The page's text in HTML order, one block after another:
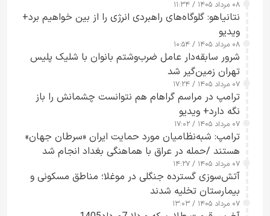
۰۸ مرداد ۱۴۰۵ / ۱۱:۳۴
نتانیاهو: گلوگاه‌های راهبردی انرژی را از بین خواهیم برد+
ویدیو
۰۸ مرداد ۱۴۰۵ / ۱۰:۵۴
شرور سابقه‌دار عامل ضرب‌وشتم بانوان با شلیک پلیس
تهران زمین‌گیر شد
۰۷ مرداد ۱۴۰۵ / ۱۷:۲۴
ترامپ در مراسم گراهام هم نتوانست چشمانش را باز
نگه دارد+ ویدیو
۰۷ مرداد ۱۴۰۵ / ۱۷:۰۲
ترامپ: شبه‌نظامیان مورد حمایت ایران «سرطان جهان»
هستند /حمله در عراق با هماهنگی بغداد انجام شد
۰۷ مرداد ۱۴۰۵ / ۱۴:۲۷
آتش‌سوزی گسترده جنگلی در موغلا؛ مناطق مسکونی و
بیمارستان تخلیه شدند
۰۷ مرداد ۱۴۰۵ / ۱۳:۰۳